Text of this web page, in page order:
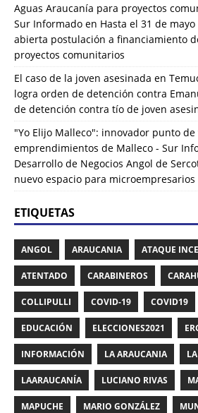
Aguas Araucanía para proyectos
Sur Informado en Hasta el 31 de
abierta postulación a financiamiento
proyectos comunitarios
El caso de la joven asesinada en
logra orden de detención contra
de detención contra tío de joven
"Yo Elijo Malleco": innovador punto
emprendimientos de Malleco - Sur
Desarrollo de Negocios Angol de
nuevo espacio para microempresarios
ETIQUETAS
ANGOL ARAUCANIA ATAQUE
ATENTADO CARABINEROS
COLLIPULLI COVID-19 COVID19
EDUCACIÓN ELECCIONES2021
INFORMACIÓN LA ARAUCANIA
LAARAUCANÍA LUCIANO RIVAS
MAPUCHE MARIO GONZÁLEZ